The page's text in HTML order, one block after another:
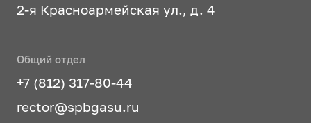
2-я Красноармейская ул., д. 4
Общий отдел
+7 (812) 317-80-44
rector@spbgasu.ru